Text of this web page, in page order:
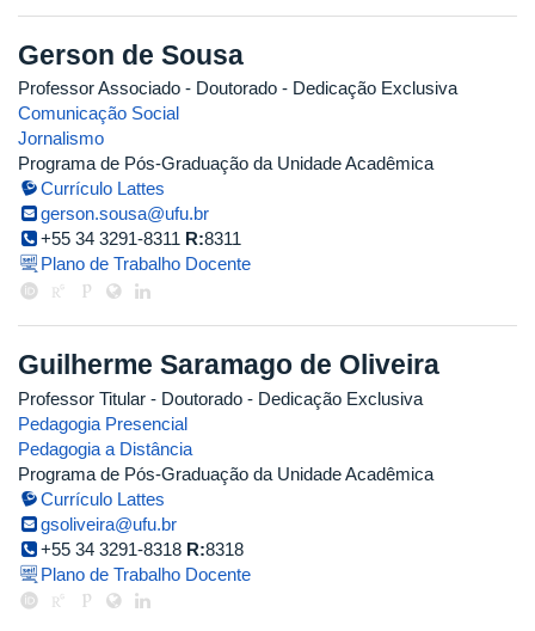
Gerson de Sousa
Professor Associado - Doutorado - Dedicação Exclusiva
Comunicação Social
Jornalismo
Programa de Pós-Graduação da Unidade Acadêmica
Currículo Lattes
gerson.sousa@ufu.br
+55 34 3291-8311 R:8311
Plano de Trabalho Docente
Guilherme Saramago de Oliveira
Professor Titular - Doutorado - Dedicação Exclusiva
Pedagogia Presencial
Pedagogia a Distância
Programa de Pós-Graduação da Unidade Acadêmica
Currículo Lattes
gsoliveira@ufu.br
+55 34 3291-8318 R:8318
Plano de Trabalho Docente